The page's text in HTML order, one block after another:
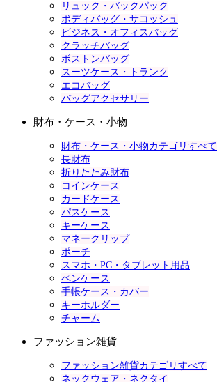
リュック・バックパック
ボディバッグ・サコッシュ
ビジネス・オフィスバッグ
クラッチバッグ
ボストンバッグ
スーツケース・トランク
エコバッグ
バッグアクセサリー
財布・ケース・小物
財布・ケース・小物カテゴリすべて
長財布
折りたたみ財布
コインケース
カードケース
パスケース
キーケース
マネークリップ
ポーチ
スマホ・PC・タブレット用品
ペンケース
手帳ケース・カバー
キーホルダー
チャーム
ファッション雑貨
ファッション雑貨カテゴリすべて
ネックウェア・ネクタイ